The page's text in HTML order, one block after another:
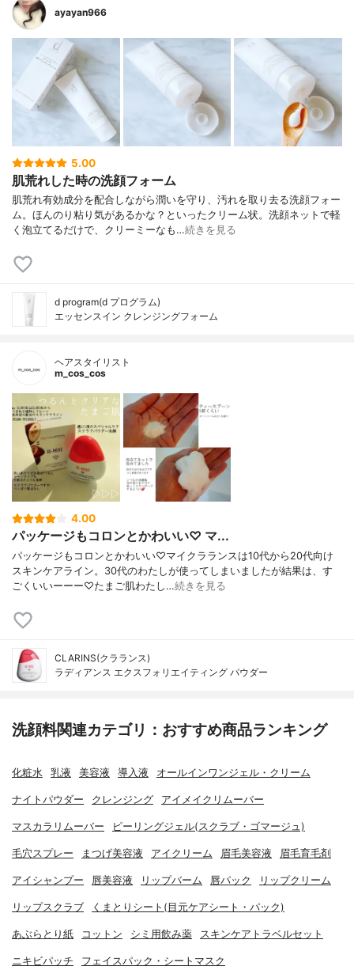
ayayan966
5.00
肌荒れした時の洗顔フォーム
肌荒れ有効成分を配合しながら潤いを守り、汚れを取り去る洗顔フォー
ム。ほんのり粘り気があるかな？といったクリーム状。洗顔ネットで軽
く泡立てるだけで、クリーミーなも…続きを見る
d program(d プログラム)
エッセンスイン クレンジングフォーム
ヘアスタイリスト
m_cos_cos
4.00
パッケージもコロンとかわいい♡ マ...
パッケージもコロンとかわいい♡マイクラランスは10代から20代向け
スキンケアライン。30代のわたしが使ってしまいましたが結果は、す
ごくいいーーー♡たまご肌わたし…続きを見る
CLARINS(クラランス)
ラディアンス エクスフォリエイティング パウダー
洗顔料関連カテゴリ：おすすめ商品ランキング
化粧水 乳液 美容液 導入液 オールインワンジェル・クリーム
ナイトパウダー クレンジング アイメイクリムーバー
マスカラリムーバー ピーリングジェル(スクラブ・ゴマージュ)
毛穴スプレー まつげ美容液 アイクリーム 眉毛美容液 眉毛育毛剤
アイシャンプー 唇美容液 リップバーム 唇パック リップクリーム
リップスクラブ くまとりシート(目元ケアシート・パック)
あぶらとり紙 コットン シミ用飲み薬 スキンケアトラベルセット
ニキビパッチ フェイスパック・シートマスク